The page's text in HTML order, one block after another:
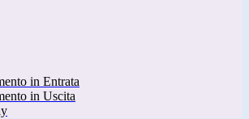
in Entrata
in Uscita